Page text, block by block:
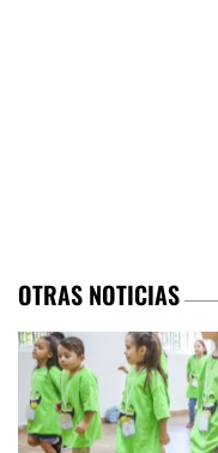
OTRAS NOTICIAS